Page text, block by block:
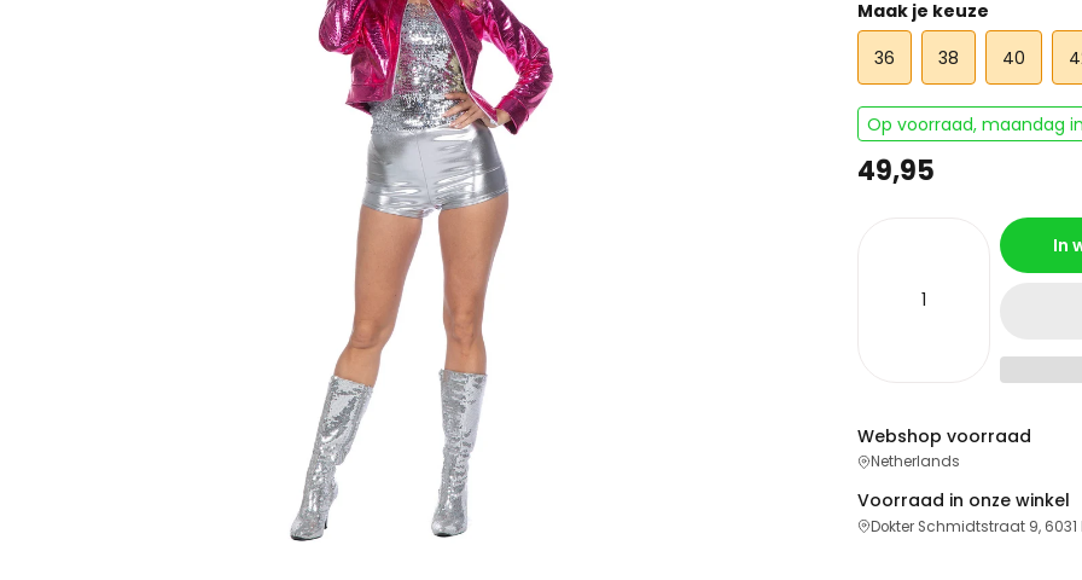
Maak je keuze
36
38 40
Op voorraad, maandag
49,95
In
Webshop voorraad
Netherlands
Voorraad in onze winkel
Dokter Schmidtstraat 9, 6031